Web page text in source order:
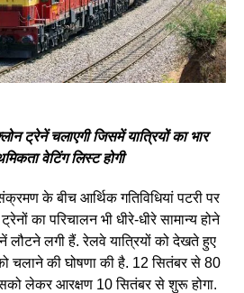
ट्रेनें चलाएगी जिसमें यात्रियों का भार
वेटिंग लिस्ट होगी
के बीच आर्थिक गतिविधियां पटरी पर
का परिचालन भी धीरे-धीरे सामान्य होने
लौटने लगी हैं. रेलवे यात्रियों को देखते हुए
चलाने की घोषणा की है. 12 सितंबर से 80
लेकर आरक्षण 10 सितंबर से शुरू होगा.